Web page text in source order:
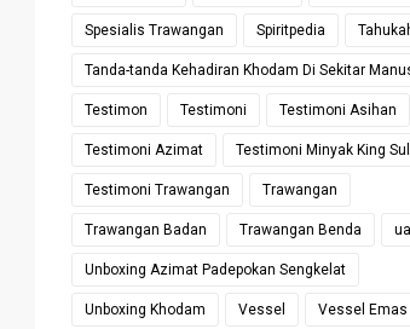
Spesialis Trawangan Spiritpedia
Tanda-tanda Kehadiran Khodam Di Sekitar
Testimon Testimoni Testimoni Asihan
Testimoni Azimat Testimoni Minyak King
Testimoni Trawangan Trawangan
Trawangan Badan Trawangan Benda
Unboxing Azimat Padepokan Sengkelat
Unboxing Khodam Vessel Vessel Emas